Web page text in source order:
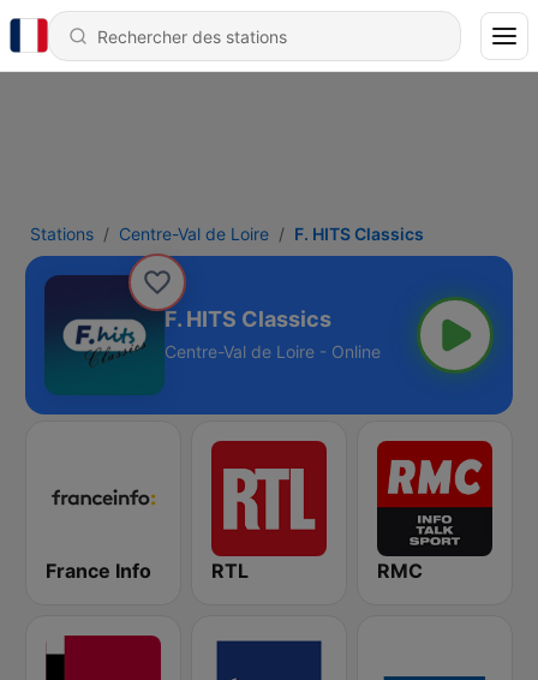
Stations Centre-Val de Loire F. HITS Classics
F. HITS Classics
Centre-Val de Loire - Online
France Info RTL RMC